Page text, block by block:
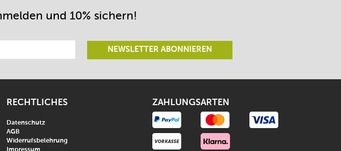
und 10% sichern!
NEWSLETTER ABONNIEREN
RECHTLICHES
Datenschutz
AGB
Widerrufsbelehrung
Impressum
ZAHLUNGSARTEN